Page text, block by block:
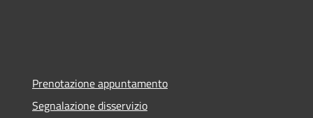
Prenotazione appuntamento
Segnalazione disservizio